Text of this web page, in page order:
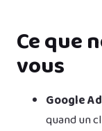
Ce que
vous
Google
quand un